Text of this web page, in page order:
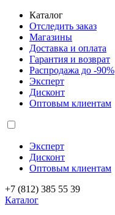
Каталог
Отследить заказ
Магазины
Доставка и оплата
Гарантия и возврат
Распродажа до -90%
Эксперт
Дисконт
Оптовым клиентам
Эксперт
Дисконт
Оптовым клиентам
+7 (812) 385 55 39
Каталог